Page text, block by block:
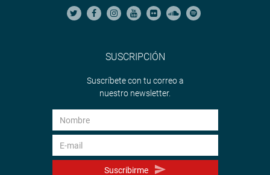
SUSCRIPCIÓN
Suscríbete con tu correo a
nuestro newsletter.
Suscribirme